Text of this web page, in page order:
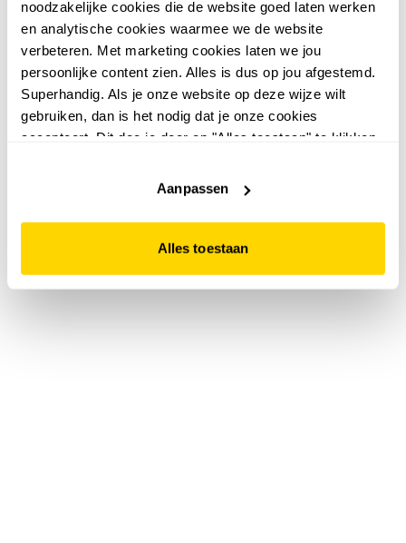
noodzakelijke cookies die de website goed laten werken
en analytische cookies waarmee we de website
verbeteren. Met marketing cookies laten we jou
persoonlijke content zien. Alles is dus op jou afgestemd.
Superhandig. Als je onze website op deze wijze wilt
gebruiken, dan is het nodig dat je onze cookies
accepteert. Dit doe je door op "Alles toestaan" te klikken.
website niet optimaal functioneert.
Aanpassen
Alles toestaan